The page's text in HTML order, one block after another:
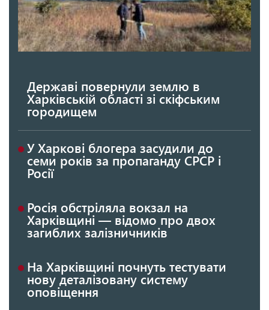
Державі повернули землю в
Харківській області зі скіфським
городищем
У Харкові блогера засудили до
семи років за пропаганду СРСР і
Росії
Росія обстріляла вокзал на
Харківщині — відомо про двох
загиблих залізничників
На Харківщині почнуть тестувати
нову деталізовану систему
оповіщення